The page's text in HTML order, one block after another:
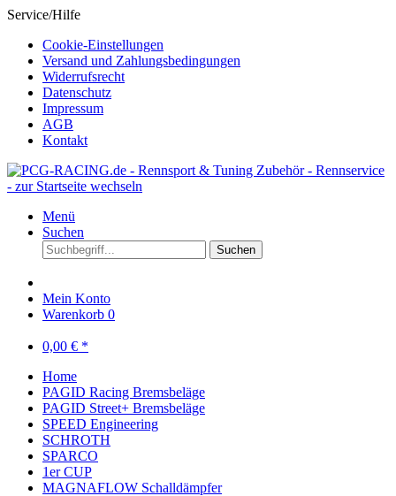
Service/Hilfe
Cookie-Einstellungen
Versand und Zahlungsbedingungen
Widerrufsrecht
Datenschutz
Impressum
AGB
Kontakt
Menü
Suchen
Suchen
Mein Konto
Warenkorb 0
0,00 € *
Home
PAGID Racing Bremsbeläge
PAGID Street+ Bremsbeläge
SPEED Engineering
SCHROTH
SPARCO
1er CUP
MAGNAFLOW Schalldämpfer